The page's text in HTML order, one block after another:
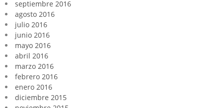
septiembre 2016
agosto 2016
julio 2016
junio 2016
mayo 2016
abril 2016
marzo 2016
febrero 2016
enero 2016
diciembre 2015